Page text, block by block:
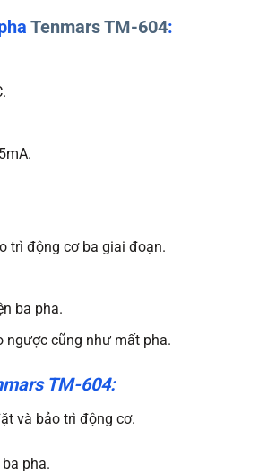
Tenmars TM-604:
trì động cơ ba giai đoạn.
ba pha.
ngược cũng như mất pha.
TM-604:
và bảo trì động cơ.
pha.